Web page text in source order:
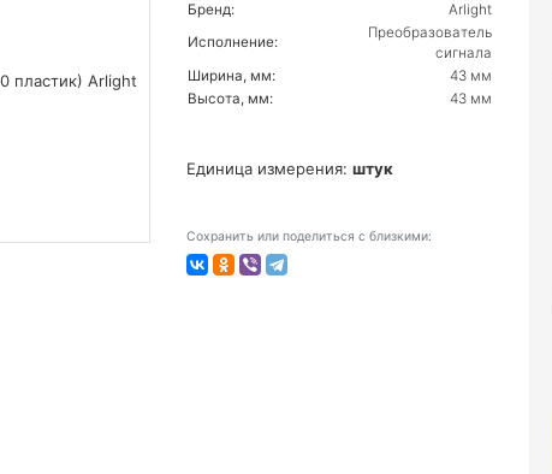
Бренд:
Arlight
Исполнение:
Преобразователь
сигнала
Ширина, мм:
43 мм
Высота, мм:
43 мм
Единица измерения: штук
Сохранить или поделиться с близкими: